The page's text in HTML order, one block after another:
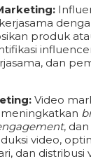
produk
dan
Video
,
video,
dan distribusi